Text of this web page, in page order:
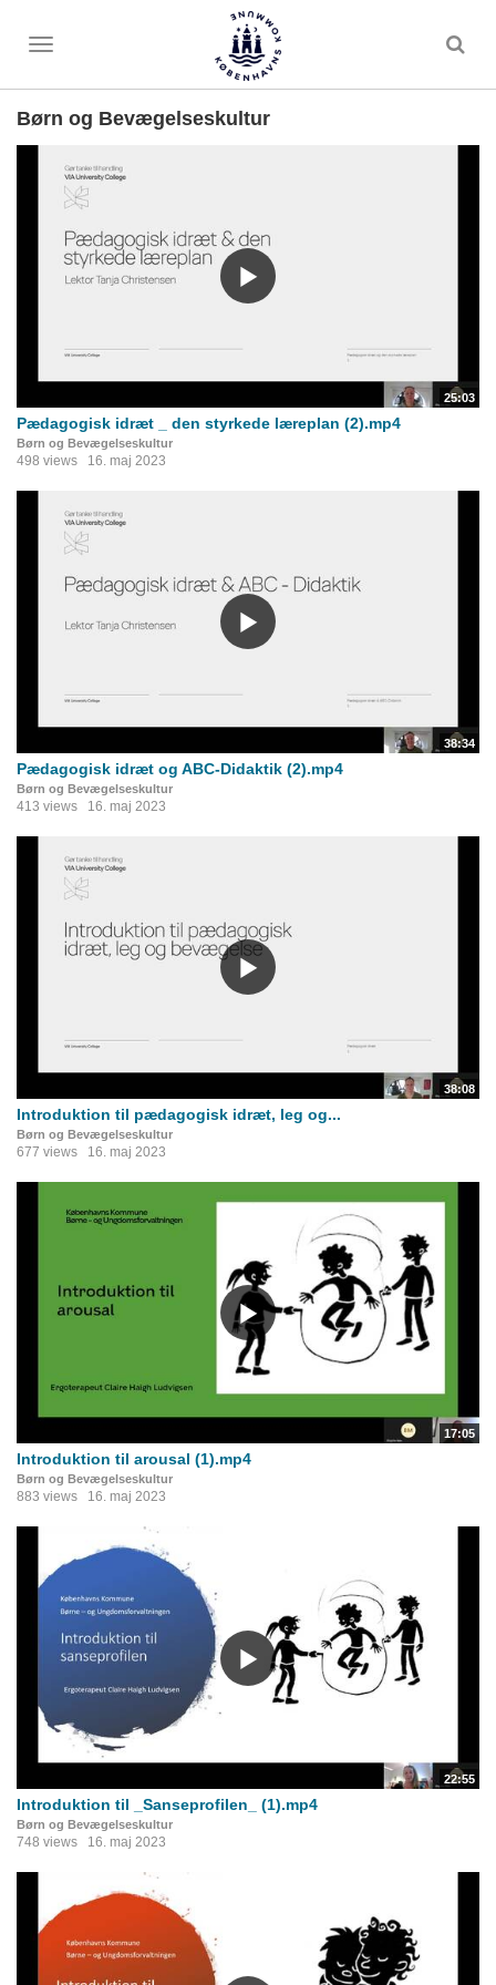
Toggle
Børn og Bevægelseskultur
25:03
Pædagogisk idræt _ den styrkede læreplan (2).mp4
Børn og Bevægelseskultur
498 views 16. maj 2023
38:34
Pædagogisk idræt og ABC-Didaktik (2).mp4
Børn og Bevægelseskultur
413 views 16. maj 2023
38:08
Introduktion til pædagogisk idræt, leg og...
Børn og Bevægelseskultur
677 views 16. maj 2023
17:05
Introduktion til arousal (1).mp4
Børn og Bevægelseskultur
883 views 16. maj 2023
22:55
Introduktion til _Sanseprofilen_ (1).mp4
Børn og Bevægelseskultur
748 views 16. maj 2023